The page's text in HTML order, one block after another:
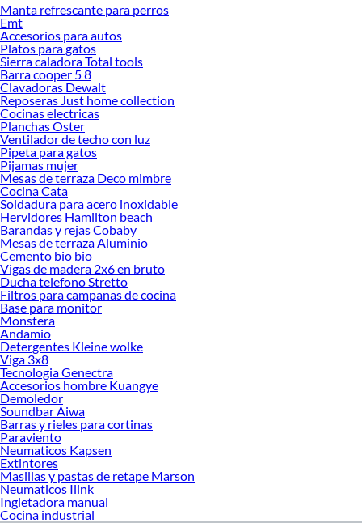
Desde remodelaciones hasta proyectos de decoración, estamos aquí para hacer
tus ideas realidad. ¡Visítanos y encuentra todo lo que tenemos para ofrecerte en
Basureros y Papeleros!
Explora la variedad de productos de Basureros y Papeleros en Sodimac
Herramientas, materiales y accesorios de calidad para tus proyectos y
renovación de espacios. ¡Visítanos y descubre todo lo que tenemos para
ofrecerte!
Encuentra una amplia variedad de productos de Basureros y Papeleros en
Sodimac. Encuentra todo lo necesario para tus proyectos de renovación y
decoración. ¡Visítanos y haz tus ideas realidad!
Manta refrescante para perros
Emt
Accesorios para autos
Platos para gatos
Sierra caladora Total tools
Barra cooper 5 8
Clavadoras Dewalt
Reposeras Just home collection
Cocinas electricas
Planchas Oster
Ventilador de techo con luz
Pipeta para gatos
Pijamas mujer
Mesas de terraza Deco mimbre
Cocina Cata
Soldadura para acero inoxidable
Hervidores Hamilton beach
Barandas y rejas Cobaby
Mesas de terraza Aluminio
Cemento bio bio
Vigas de madera 2x6 en bruto
Ducha telefono Stretto
Filtros para campanas de cocina
Base para monitor
Monstera
Andamio
Detergentes Kleine wolke
Viga 3x8
Tecnologia Genectra
Accesorios hombre Kuangye
Demoledor
Soundbar Aiwa
Barras y rieles para cortinas
Paraviento
Neumaticos Kapsen
Extintores
Masillas y pastas de retape Marson
Neumaticos Ilink
Ingletadora manual
Cocina industrial